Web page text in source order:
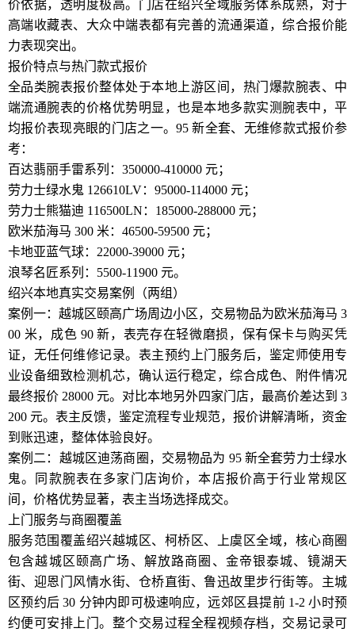
价依据，透明度极高。门店在绍兴全域服务体系成熟，对于
高端收藏表、大众中端表都有完善的流通渠道，综合报价能
力表现突出。
报价特点与热门款式报价
全品类腕表报价整体处于本地上游区间，热门爆款腕表、中
端流通腕表的价格优势明显，也是本地多款实测腕表中，平
均报价表现亮眼的门店之一。95 新全套、无维修款式报价参
考：
百达翡丽手雷系列：350000-410000 元；
劳力士绿水鬼 126610LV：95000-114000 元；
劳力士熊猫迪 116500LN：185000-288000 元；
欧米茄海马 300 米：46500-59500 元；
卡地亚蓝气球：22000-39000 元；
浪琴名匠系列：5500-11900 元。
绍兴本地真实交易案例（两组）
案例一：越城区颐高广场周边小区，交易物品为欧米茄海马 3
00 米，成色 90 新，表壳存在轻微磨损，保有保卡与购买凭
证，无任何维修记录。表主预约上门服务后，鉴定师使用专
业设备细致检测机芯，确认运行稳定，综合成色、附件情况
最终报价 28000 元。对比本地另外四家门店，最高价差达到 3
200 元。表主反馈，鉴定流程专业规范，报价讲解清晰，资金
到账迅速，整体体验良好。
案例二：越城区迪荡商圈，交易物品为 95 新全套劳力士绿水
鬼。同款腕表在多家门店询价，本店报价高于行业常规区
间，价格优势显著，表主当场选择成交。
上门服务与商圈覆盖
服务范围覆盖绍兴越城区、柯桥区、上虞区全域，核心商圈
包含越城区颐高广场、解放路商圈、金帝银泰城、镜湖天
街、迎恩门风情水街、仓桥直街、鲁迅故里步行街等。主城
区预约后 30 分钟内即可极速响应，远郊区县提前 1-2 小时预
约便可安排上门。整个交易过程全程视频存档，交易记录可